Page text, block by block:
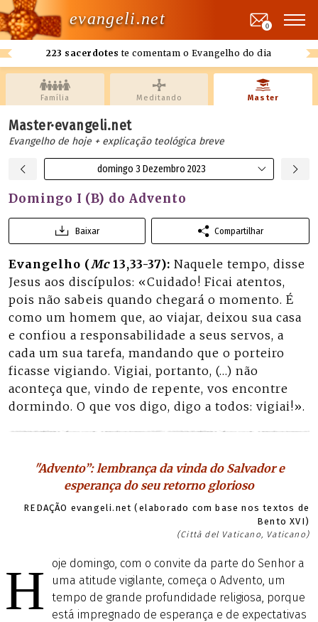
evangeli.net
223 sacerdotes te comentam o Evangelho do dia
0
Família Meditando Master
Master·evangeli.net
Evangelho de hoje + explicação teológica breve
domingo 3 Dezembro 2023
Domingo I (B) do Advento
Baixar Compartilhar
Evangelho (Mc13,33-37): Naquele tempo, disse
Jesus aos discípulos: «Cuidado! Ficai atentos,
pois não sabeis quando chegará o momento. É
como um homem que, ao viajar, deixou sua casa
e confiou a responsabilidade a seus servos, a
cada um sua tarefa, mandando que o porteiro
ficasse vigiando. Vigiai, portanto, (…) não
aconteça que, vindo de repente, vos encontre
dormindo. O que vos digo, digo a todos: vigiai!».
"Advento”: lembrança da vinda do Salvador e
esperança do seu retorno glorioso
REDAÇÃO evangeli.net (elaborado com base nos textos de
Bento XVI)
(Città del Vaticano, Vaticano)
H
oje domingo, com o convite da parte do Senhor a
uma atitude vigilante, começa o Advento, um
tempo de grande profundidade religiosa, porque
está impregnado de esperança e de expectativas